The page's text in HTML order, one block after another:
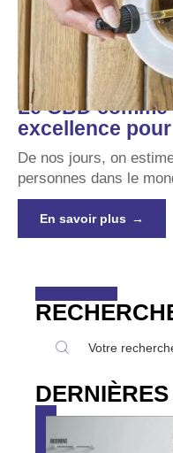
Le CBD
excellence
De nos jours, on
personnes dans le
En savoir plus